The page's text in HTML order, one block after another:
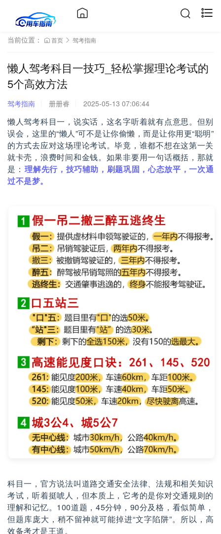
当前位置： 首页 驾考指南
懒人驾考科目一技巧_轻松掌握理论考试的
5个高效方法
驾考指南 册册睿 2025-05-13 07:06:44
懒人驾考科目一，说实话，这名字听着就有点意思。但别
误会，这里的“懒人”可不是让你偷懒，而是让你用更“聪明”
的方式去应对这场理论考试。毕竟，谁都不想在这第一关
就卡壳，浪费时间和金钱。如果非要用一句话概括，那就
是： 理解先行，技巧辅助，刷题巩固，心态放平，一次通
过不是梦。
科目一，官方说法叫道路交通安全法律、法规和相关知识
考试，听着挺唬人，但本质上，它考的是你对交通规则的
理解和记忆。100道题，45分钟，90分及格，看似简单，
但题库庞大，稍不留神就可能掉进“文字陷阱”。所以，高
效备考才是王道。